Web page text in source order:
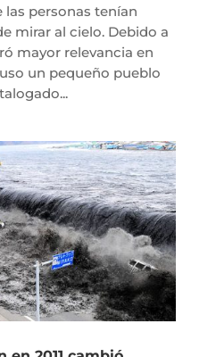
personas tenían
mirar al cielo. Debido a
mayor relevancia en
un pequeño pueblo